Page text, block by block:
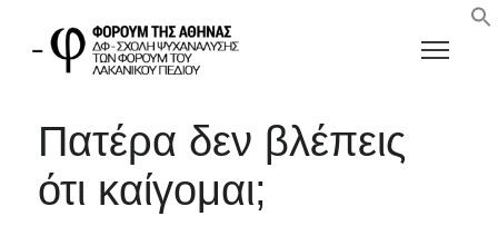
Πατέρα δεν βλέπεις
ότι καίγομαι;